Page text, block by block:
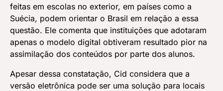
feitas em escolas no exterior, em países como a
Suécia, podem orientar o Brasil em relação a essa
questão. Ele comenta que instituições que adotaram
apenas o modelo digital obtiveram resultado pior na
assimilação dos conteúdos por parte dos alunos.
Apesar dessa constatação, Cid considera que a
versão eletrônica pode ser uma solução para locais